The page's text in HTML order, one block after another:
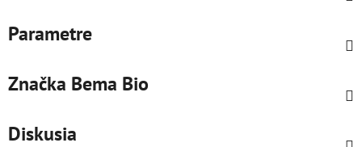
Parametre
Značka Bema Bio
Diskusia